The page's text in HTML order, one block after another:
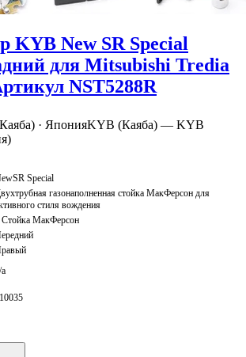
KYB New SR Special
для Mitsubishi Tredia
NST5288R
· ЯпонияKYB (Каяба) — KYB
Special
газонаполненная стойка МакФерсон для
стиля вождения
Стойка МакФерсон